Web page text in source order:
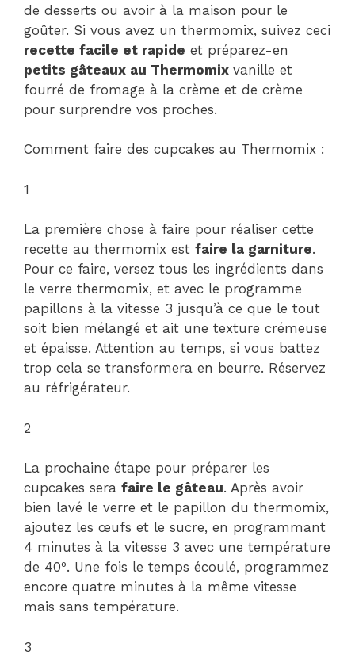
de desserts ou avoir à la maison pour le
goûter. Si vous avez un thermomix, suivez ceci
recette facile et rapide et préparez-en
petits gâteaux au Thermomix vanille et
fourré de fromage à la crème et de crème
pour surprendre vos proches.
Comment faire des cupcakes au Thermomix :
1
La première chose à faire pour réaliser cette
recette au thermomix est faire la garniture.
Pour ce faire, versez tous les ingrédients dans
le verre thermomix, et avec le programme
papillons à la vitesse 3 jusqu’à ce que le tout
soit bien mélangé et ait une texture crémeuse
et épaisse. Attention au temps, si vous battez
trop cela se transformera en beurre. Réservez
au réfrigérateur.
2
La prochaine étape pour préparer les
cupcakes sera faire le gâteau. Après avoir
bien lavé le verre et le papillon du thermomix,
ajoutez les œufs et le sucre, en programmant
4 minutes à la vitesse 3 avec une température
de 40º. Une fois le temps écoulé, programmez
encore quatre minutes à la même vitesse
mais sans température.
3